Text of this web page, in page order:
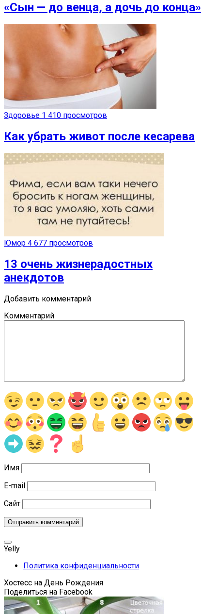
«Сын — до венца, а дочь до конца»
Здоровье 1 410 просмотров
Как убрать живот после кесарева
Юмор 4 677 просмотров
13 очень жизнерадостных
анекдотов
Добавить комментарий
Комментарий
Имя
E-mail
Сайт
Yelly
Политика конфиденциальности
Хостесс на День Рождения
Поделиться на Facebook